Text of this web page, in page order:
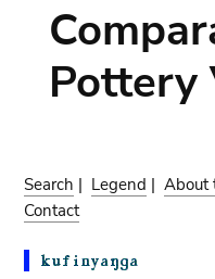
Pottery
Search | Legend |About
Contact